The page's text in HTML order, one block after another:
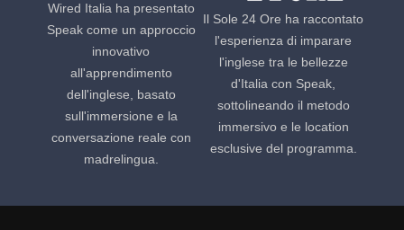
Wired Italia ha presentato
Speak come un approccio
innovativo
all'apprendimento
dell'inglese, basato
sull'immersione e la
conversazione reale con
madrelingua.
Il Sole 24 Ore ha raccontato
l'esperienza di imparare
l'inglese tra le bellezze
d'Italia con Speak,
sottolineando il metodo
immersivo e le location
esclusive del programma.